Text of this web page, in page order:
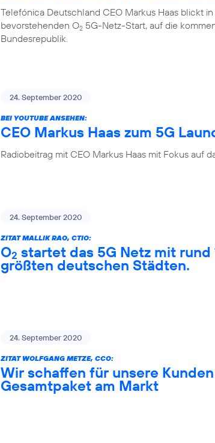
Telefónica Deutschland CEO Markus Haas blickt
bevorstehenden O2 5G-Netz-Start, auf die
Bundesrepublik.
24. September 2020
BEI YOUTUBE ANSEHEN:
CEO Markus Haas zum 5G
Radiobeitrag mit CEO Markus Haas mit Fokus auf
24. September 2020
ZITAT MALLIK RAO, CTIO:
O2 startet das 5G Netz mit
größten deutschen Städten.
24. September 2020
ZITAT WOLFGANG METZE, CCO:
Wir schaffen für unsere
Gesamtpaket am Markt